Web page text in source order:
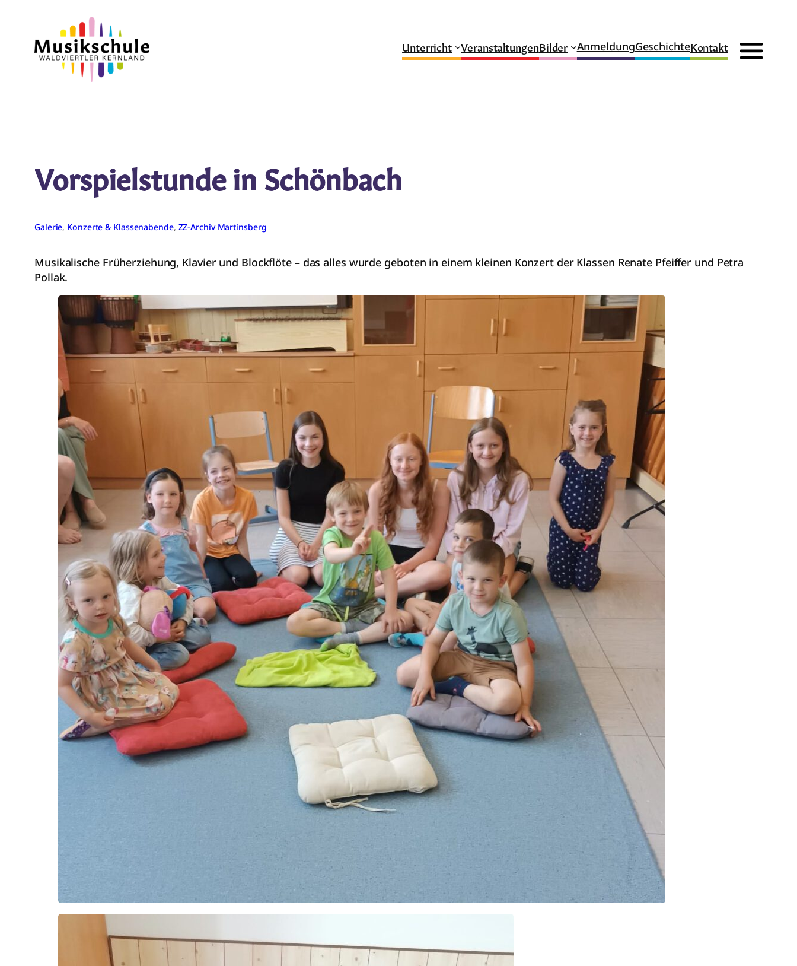
springen
Unterricht VeranstaltungenBilder AnmeldungGeschichteKontakt
Vorspielstunde in Schönbach
Galerie, Konzerte & Klassenabende, ZZ-Archiv Martinsberg
Musikalische Früherziehung, Klavier und Blockflöte – das alles wurde geboten in einem kleinen Konzert der Klassen Renate Pfeiffer und Petra
Pollak.